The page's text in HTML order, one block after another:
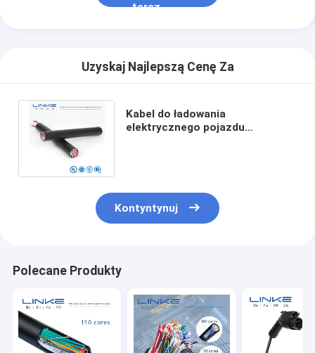
teraz
Uzyskaj Najlepszą Cenę Za
Kabel do ładowania
elektrycznego pojazdu
Kontyntynuj
Polecane Produkty